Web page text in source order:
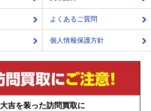
よくあるご質問
個人情報保護方針
大吉を装った訪問買取に